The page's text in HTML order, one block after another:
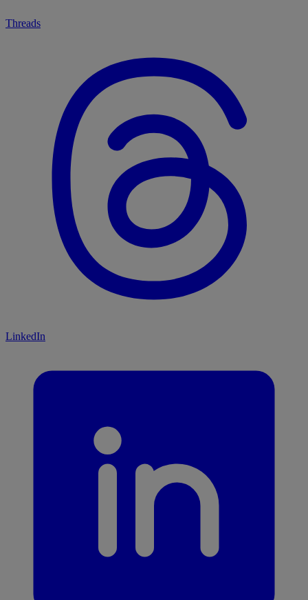
Threads
LinkedIn